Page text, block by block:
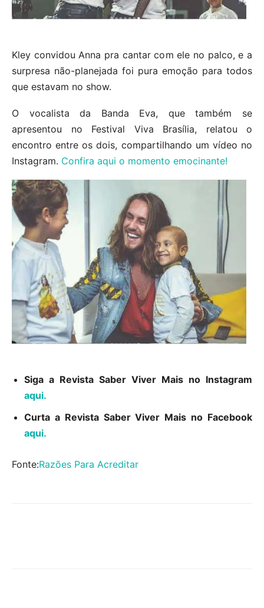
Kley convidou Anna pra cantar com ele no palco, e a
surpresa não-planejada foi pura emoção para todos
que estavam no show.
O vocalista da Banda Eva, que também se
apresentou no Festival Viva Brasília, relatou o
encontro entre os dois, compartilhando um vídeo no
Instagram. Confira aqui o momento emocinante!
Siga a Revista Saber Viver Mais no Instagram
aqui.
Curta a Revista Saber Viver Mais no Facebook
aqui.
Fonte:Razões Para Acreditar